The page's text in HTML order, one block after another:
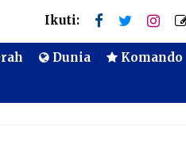
Ikuti:
Dunia Komando